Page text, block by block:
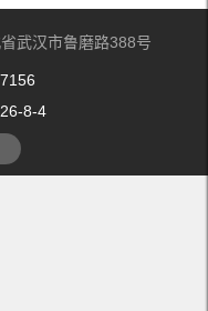
武汉市鲁磨路388号
-8-4